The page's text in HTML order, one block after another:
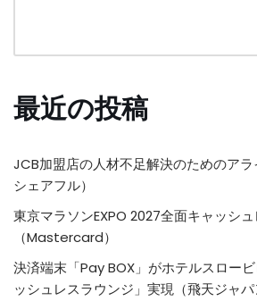
最近の投稿
JCB加盟店の人材不足解決のためのア
シェアフル）
東京マラソンEXPO 2027全面キャッシ
（Mastercard）
決済端末「Pay BOX」がホテルスロー
ッシュレスラウンジ」実現（飛天ジャパ